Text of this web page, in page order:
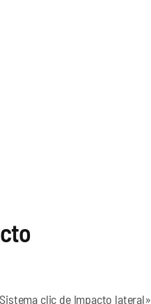
clic de Impacto lateral»